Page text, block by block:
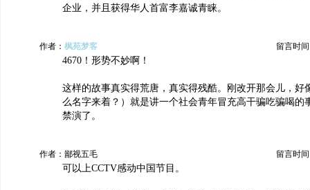
企业，并且获得华人首富李嘉诚青睐。
作者： 枫苑梦客 留言时间
4670！形势不妙啊！
这样的故事真实得荒唐，真实得残酷。刚改开那会儿，好
么名字来着？）就是讲一个社会青年冒充高干骗吃骗喝的
禁演了。
作者：鄙视五毛 留言时间
可以上CCTV感动中国节目。